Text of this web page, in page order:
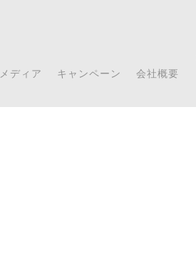
メディア キャンペーン 会社概要